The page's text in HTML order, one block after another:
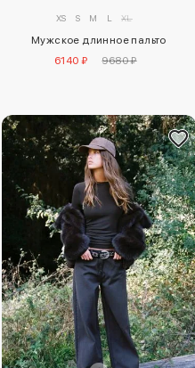
XS S M L XL
Мужское длинное пальто
6140 ₽
9680 ₽